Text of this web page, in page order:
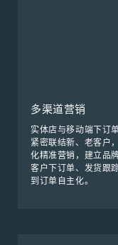
多渠道营销
实体店与移动端下订
紧密联结新、老客户
化精准营销，建立品
客户下订单、发货跟
到订单自主化。